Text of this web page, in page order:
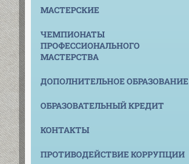
МАСТЕРСКИЕ
ЧЕМПИОНАТЫ
ПРОФЕССИОНАЛЬНОГО
МАСТЕРСТВА
ДОПОЛНИТЕЛЬНОЕ ОБРАЗОВАНИЕ
ОБРАЗОВАТЕЛЬНЫЙ КРЕДИТ
КОНТАКТЫ
ПРОТИВОДЕЙСТВИЕ КОРРУПЦИИ